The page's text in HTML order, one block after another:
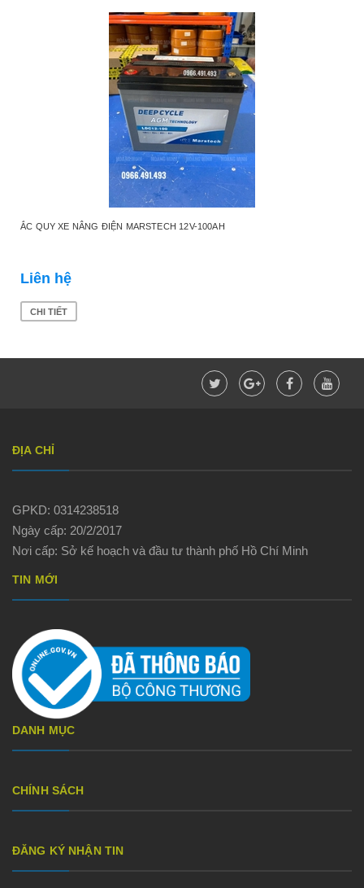
ẮC QUY XE NÂNG ĐIỆN MARSTECH 12V-100AH
Liên hệ
CHI TIẾT
ĐỊA CHỈ
GPKD: 0314238518
Ngày cấp: 20/2/2017
Nơi cấp: Sở kế hoạch và đầu tư thành phố Hồ Chí Minh
TIN MỚI
DANH MỤC
CHÍNH SÁCH
ĐĂNG KÝ NHẬN TIN